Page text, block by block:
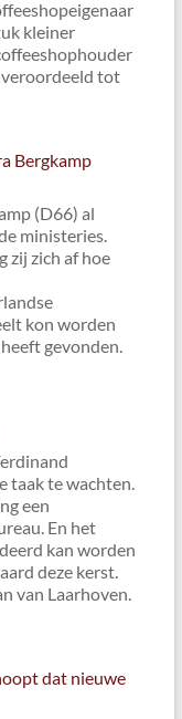
kleiner
tot
Bergkamp
(D66) al
ministeries.
zij zich af hoe
kon worden
gevonden.
taak te wachten.
een
En het
kan worden
deze kerst.
van Laarhoven.
dat nieuwe